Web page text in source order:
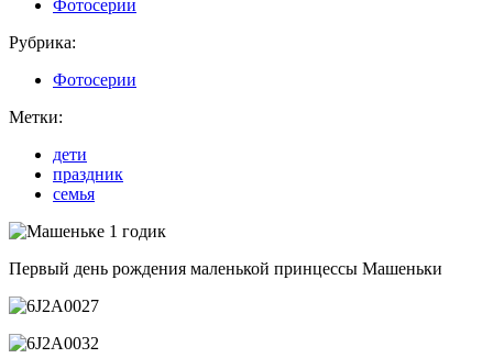
Фотосерии
Рубрика:
Фотосерии
Метки:
дети
праздник
семья
Первый день рождения маленькой принцессы Машеньки